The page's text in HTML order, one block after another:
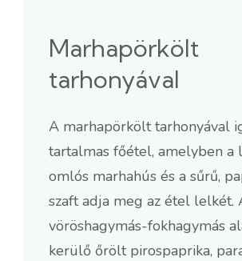
Marhapörkölt
tarhonyával
A marhapörkölt tarhonyával
tartalmas főétel, amelyben a
omlós marhahús és a sűrű,
szaft adja meg az étel lelkét.
vöröshagymás-fokhagymás
kerülő őrölt pirospaprika,